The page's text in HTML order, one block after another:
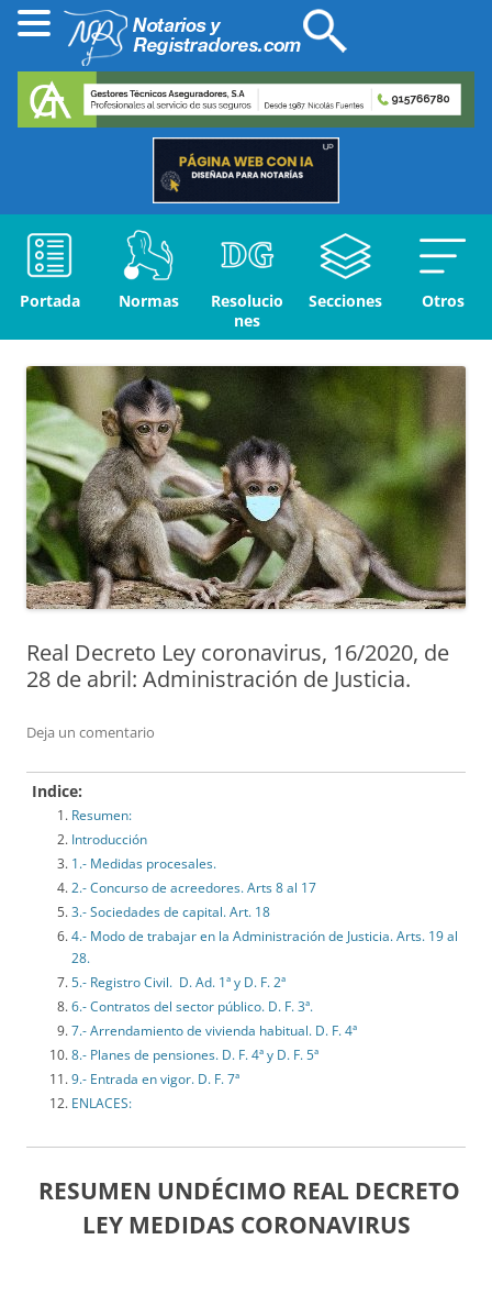
Portada Normas
Resolucio
nes
Secciones Otros
Real Decreto Ley coronavirus, 16/2020, de
28 de abril: Administración de Justicia.
Deja un comentario
Indice:
Resumen:
Introducción
1.- Medidas procesales.
2.- Concurso de acreedores. Arts 8 al 17
3.- Sociedades de capital. Art. 18
4.- Modo de trabajar en la Administración de Justicia. Arts. 19 al
28.
5.- Registro Civil. D. Ad. 1ª y D. F. 2ª
6.- Contratos del sector público. D. F. 3ª.
7.- Arrendamiento de vivienda habitual. D. F. 4ª
8.- Planes de pensiones. D. F. 4ª y D. F. 5ª
9.- Entrada en vigor. D. F. 7ª
ENLACES:
RESUMEN UNDÉCIMO REAL DECRETO
LEY MEDIDAS CORONAVIRUS